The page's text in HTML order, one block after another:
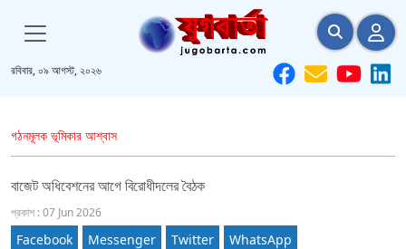
রবিবার, ০৯ আগস্ট, ২০২৬
গঠনমূলক ভূমিকার আশ্বাস
বাজেট অধিবেশনের আগে বিরোধীদলের বৈঠক
প্রকাশ : 07 Jun 2026
Facebook Messenger Twitter WhatsApp